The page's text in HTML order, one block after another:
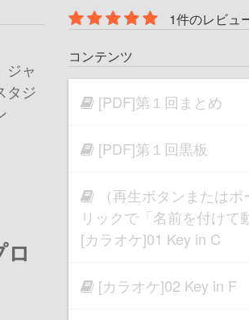
ジャ
タジ
1件のレビュ
コンテンツ
[PDF]第１回まとめ
[PDF]第１回黒板
（再生ボタンまたは
リックで「名前を付け
[カラオケ]01 Key in C
[カラオケ]02 Key in F